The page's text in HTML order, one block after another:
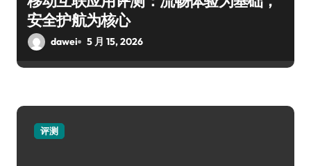
安全护航为核心
dawei 5 月 15, 2026
评测